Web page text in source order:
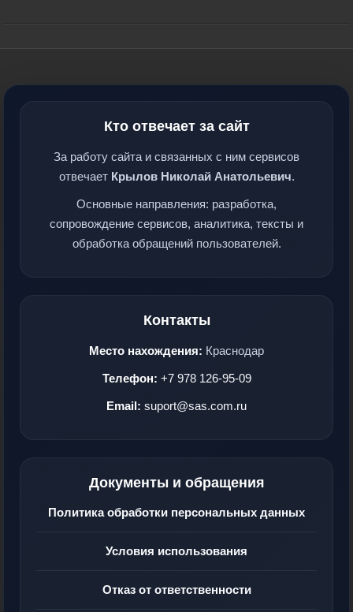
Кто отвечает за сайт
За работу сайта и связанных с ним сервисов
отвечает Крылов Николай Анатольевич.
Основные направления: разработка,
сопровождение сервисов, аналитика, тексты и
обработка обращений пользователей.
Контакты
Место нахождения: Краснодар
Телефон: +7 978 126-95-09
Email: suport@sas.com.ru
Документы и обращения
Политика обработки персональных данных
Условия использования
Отказ от ответственности